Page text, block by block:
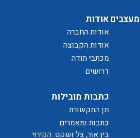
כתבות מובילות
מן התקשורת
כתבות ומאמרים
בין אור, צל ושקט: הקירוי
אודות
אודות החברה
אודות הקבוצה
מכתבי תודה
דרושים